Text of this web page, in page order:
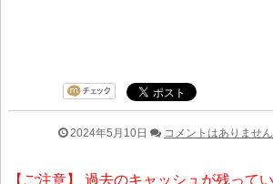
2024年5月10日 コメントはありません
【ご注意】 過去のキャッシュが残って